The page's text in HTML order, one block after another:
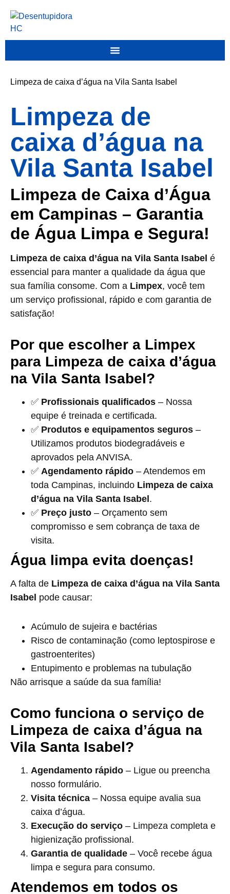
Limpeza de caixa d’água na Vila Santa Isabel
Limpeza de
caixa d’água na
Vila Santa Isabel
Limpeza de Caixa d’Água
em Campinas – Garantia
de Água Limpa e Segura!
Limpeza de caixa d’água na Vila Santa Isabel é
essencial para manter a qualidade da água que
sua família consome. Com a Limpex, você tem
um serviço profissional, rápido e com garantia de
satisfação!
Por que escolher a Limpex
para Limpeza de caixa d’água
na Vila Santa Isabel?
✅ Profissionais qualificados – Nossa
equipe é treinada e certificada.
✅ Produtos e equipamentos seguros –
Utilizamos produtos biodegradáveis e
aprovados pela ANVISA.
✅ Agendamento rápido – Atendemos em
toda Campinas, incluindo Limpeza de caixa
d’água na Vila Santa Isabel .
✅ Preço justo – Orçamento sem
compromisso e sem cobrança de taxa de
visita.
Água limpa evita doenças!
A falta de Limpeza de caixa d’água na Vila Santa
Isabel pode causar:
Acúmulo de sujeira e bactérias
Risco de contaminação (como leptospirose e
gastroenterites)
Entupimento e problemas na tubulação
Não arrisque a saúde da sua família!
Como funciona o serviço de
Limpeza de caixa d’água na
Vila Santa Isabel?
Agendamento rápido – Ligue ou preencha
nosso formulário.
Visita técnica – Nossa equipe avalia sua
caixa d’água.
Execução do serviço – Limpeza completa e
higienização profissional.
Garantia de qualidade – Você recebe água
limpa e segura para consumo.
Atendemos em todos os